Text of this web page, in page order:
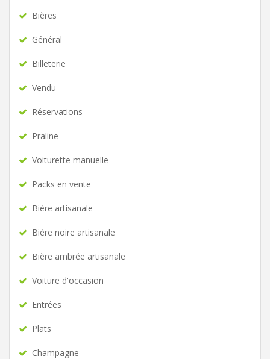
Bières
Général
Billeterie
Vendu
Réservations
Praline
Voiturette manuelle
Packs en vente
Bière artisanale
Bière noire artisanale
Bière ambrée artisanale
Voiture d'occasion
Entrées
Plats
Champagne